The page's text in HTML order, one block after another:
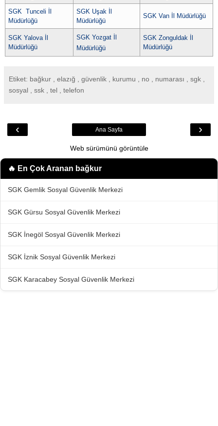
SGK Tunceli İl
Müdürlüğü
SGK Uşak İl
Müdürlüğü
SGK Van İl Müdürlüğü
SGK Yalova İl
Müdürlüğü
SGK Yozgat İl
Müdürlüğü
SGK Zonguldak İl
Müdürlüğü
Etiket: bağkur , elazığ , güvenlik , kurumu , no , numarası , sgk ,
sosyal , ssk , tel , telefon
‹ ›
Ana Sayfa
Web sürümünü görüntüle
🔥 En Çok Aranan bağkur
SGK Gemlik Sosyal Güvenlik Merkezi
SGK Gürsu Sosyal Güvenlik Merkezi
SGK İnegöl Sosyal Güvenlik Merkezi
SGK İznik Sosyal Güvenlik Merkezi
SGK Karacabey Sosyal Güvenlik Merkezi